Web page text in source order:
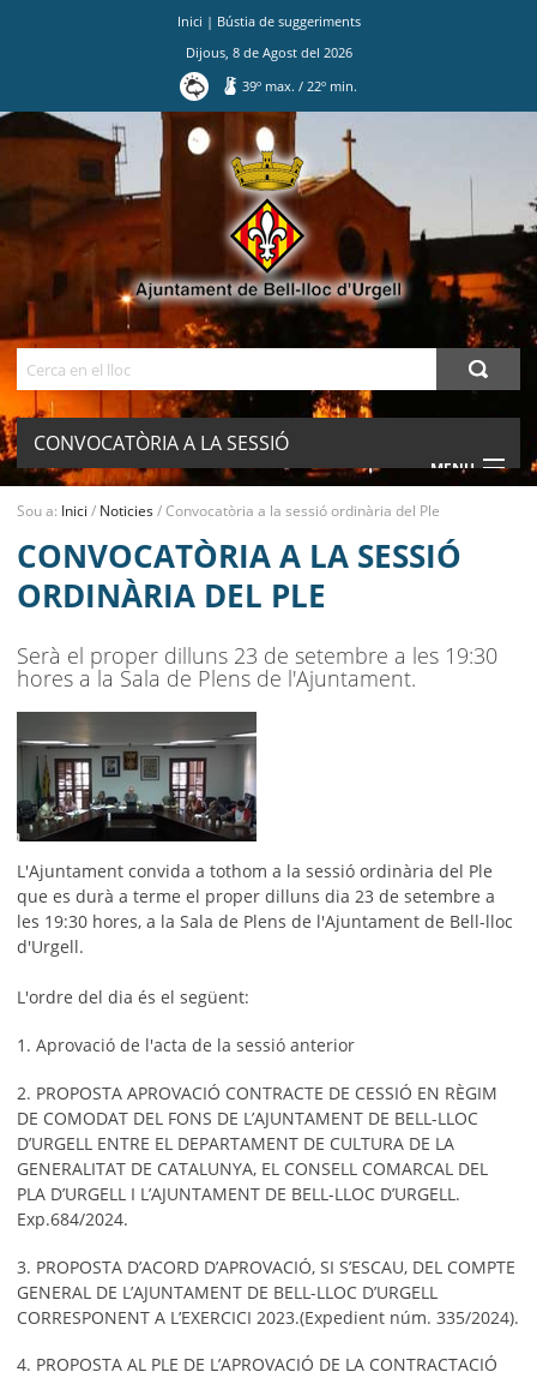
Inici | Bústia de suggeriments
Dijous, 8de Agostdel 2026
39º max./ 22º min.
CONVOCATÒRIA A LA SESSIÓ
ORDINÀRIA DEL PLE
MENU
AJUNTAMENT
MUNICIPI
SEU ELECTRÒNICA
Sou a: Inici / Noticies/Convocatòria a la sessió ordinària del Ple
CONVOCATÒRIA A LA SESSIÓ
ORDINÀRIA DEL PLE
Serà el proper dilluns 23 de setembre a les 19:30
hores a la Sala de Plens de l'Ajuntament.
L'Ajuntament convida a tothom a la sessió ordinària del Ple
que es durà a terme el proper dilluns dia 23 de setembre a
les 19:30 hores, a la Sala de Plens de l'Ajuntament de Bell-lloc
d'Urgell.
L'ordre del dia és el següent:
1. Aprovació de l'acta de la sessió anterior
2. PROPOSTA APROVACIÓ CONTRACTE DE CESSIÓ EN RÈGIM
DE COMODAT DEL FONS DE L’AJUNTAMENT DE BELL-LLOC
D’URGELL ENTRE EL DEPARTAMENT DE CULTURA DE LA
GENERALITAT DE CATALUNYA, EL CONSELL COMARCAL DEL
PLA D’URGELL I L’AJUNTAMENT DE BELL-LLOC D’URGELL.
Exp.684/2024.
3. PROPOSTA D’ACORD D’APROVACIÓ, SI S’ESCAU, DEL COMPTE
GENERAL DE L’AJUNTAMENT DE BELL-LLOC D’URGELL
CORRESPONENT A L’EXERCICI 2023.(Expedient núm. 335/2024).
4. PROPOSTA AL PLE DE L’APROVACIÓ DE LA CONTRACTACIÓ